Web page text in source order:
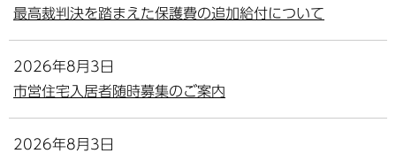
最高裁判決を踏まえた保護費の追加給付について
2026年8月3日
市営住宅入居者随時募集のご案内
2026年8月3日